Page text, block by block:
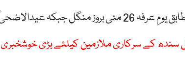
27 مئی بروز بدھ کو منائی جاسکتی ہے۔
کے سرکاری ملازمین کیلئے بڑی خوشخبری